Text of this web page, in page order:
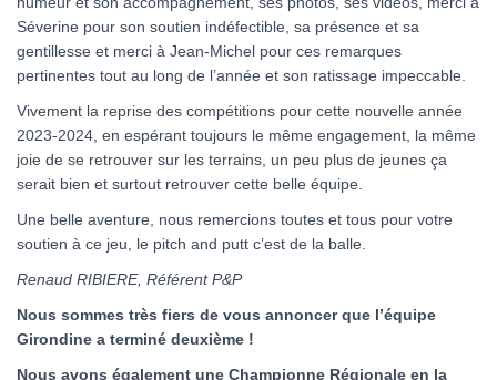
Séverine pour son soutien indéfectible, sa présence et sa
gentillesse et merci à Jean-Michel pour ces remarques
pertinentes tout au long de l’année et son ratissage impeccable.
Vivement la reprise des compétitions pour cette nouvelle année
2023-2024, en espérant toujours le même engagement, la même
joie de se retrouver sur les terrains, un peu plus de jeunes ça
serait bien et surtout retrouver cette belle équipe.
Une belle aventure, nous remercions toutes et tous pour votre
soutien à ce jeu, le pitch and putt c’est de la balle.
Renaud RIBIERE, Référent P&P
Nous sommes très fiers de vous annoncer que l’équipe
Girondine a terminé deuxième !
Nous avons également une Championne Régionale en la